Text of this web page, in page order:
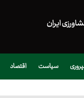
ایران
سیاست اقتصاد